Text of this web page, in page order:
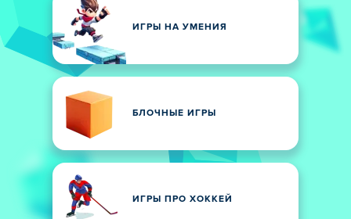
ИГРЫ НА УМЕНИЯ
БЛОЧНЫЕ ИГРЫ
ИГРЫ ПРО ХОККЕЙ